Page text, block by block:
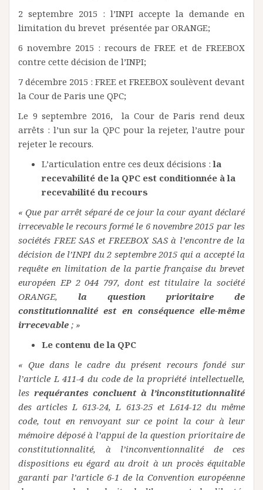
2 septembre 2015 : l’INPI accepte la demande en
limitation du brevet présentée par ORANGE;
6 novembre 2015 : recours de FREE et de FREEBOX
contre cette décision de l’INPI;
7 décembre 2015 : FREE et FREEBOX soulèvent devant
la Cour de Paris une QPC;
Le 9 septembre 2016, la Cour de Paris rend deux
arrêts : l’un sur la QPC pour la rejeter, l’autre pour
rejeter le recours.
L’articulation entre ces deux décisions : la
recevabilité de la QPC est conditionnée à la
recevabilité du recours
« Que par arrêt séparé de ce jour la cour ayant déclaré
irrecevable le recours formé le 6 novembre 2015 par les
sociétés FREE SAS et FREEBOX SAS à l’encontre de la
décision de l’INPI du 2 septembre 2015 qui a accepté la
requête en limitation de la partie française du brevet
européen EP 2 044 797, dont est titulaire la société
ORANGE, la question prioritaire de
constitutionnalité est en conséquence elle-même
irrecevable ; »
Le contenu de la QPC
« Que dans le cadre du présent recours fondé sur
l’article L 411-4 du code de la propriété intellectuelle,
les requérantes concluent à l’inconstitutionnalité
des articles L 613-24, L 613-25 et L614-12 du même
code, tout en renvoyant sur ce point la cour à leur
mémoire déposé à l’appui de la question prioritaire de
constitutionnalité, à l’inconventionnalité de ces
dispositions eu égard au droit à un procès équitable
garanti par l’article 6-1 de la Convention européenne